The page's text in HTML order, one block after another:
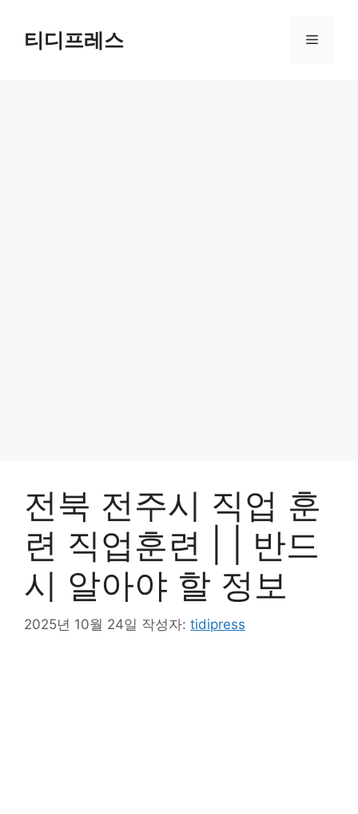
티디프레스 메
전북 전주시 직업 훈
련 직업훈련 | | 반드
시 알아야 할 정보
2025년 10월 24일 작성자: tidipress